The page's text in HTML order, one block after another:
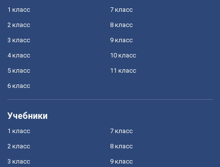
1 класс
2 класс
3 класс
4 класс
5 класс
6 класс
7 класс
8 класс
9 класс
10 класс
11 класс
Учебники
1 класс
2 класс
3 класс
7 класс
8 класс
9 класс